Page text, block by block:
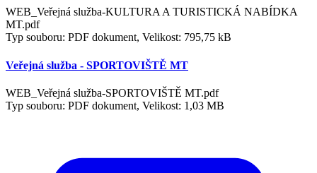
WEB_Veřejná služba-KULTURA A TURISTICKÁ NABÍDKA
MT.pdf
Typ souboru: PDF dokument, Velikost: 795,75 kB
Veřejná služba - SPORTOVIŠTĚ MT
WEB_Veřejná služba-SPORTOVIŠTĚ MT.pdf
Typ souboru: PDF dokument, Velikost: 1,03 MB